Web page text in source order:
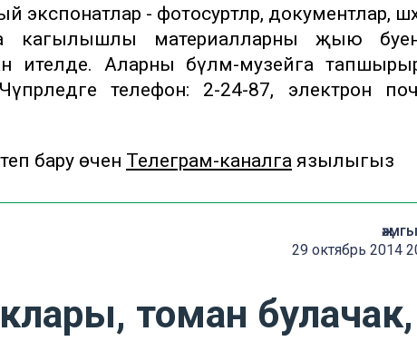
- фотосурәтләр, документлар,
кагылышлы материалларны җыю
ителде. Аларны бүлмә-музейга
телефон: 2-24-87, электрон
бару өчен Телеграм-каналга язылыгыз
29 октябрь 2014
томан булачак,